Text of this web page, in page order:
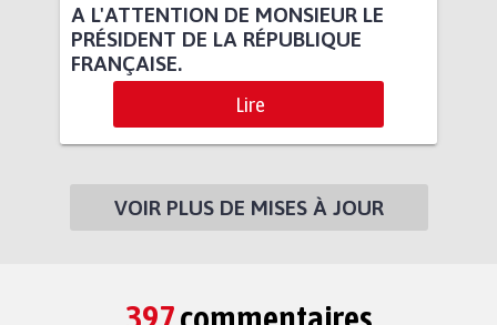
A L'ATTENTION DE MONSIEUR LE
PRÉSIDENT DE LA RÉPUBLIQUE
FRANÇAISE.
Lire
VOIR PLUS DE MISES À JOUR